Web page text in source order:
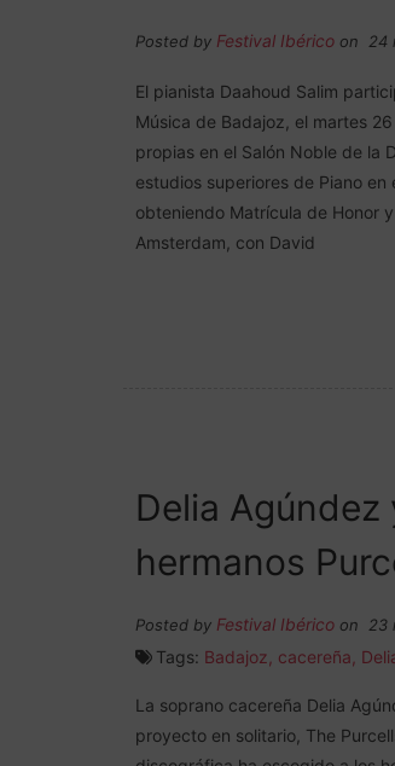
Posted by Festival Ibérico on 24
El pianista Daahoud Salim
Música de Badajoz, el martes
propias en el Salón Noble de la
estudios superiores de Piano
obteniendo Matrícula de Honor
Amsterdam, con David
Delia
hermanos
Posted by Festival Ibérico on 23
Tags: Badajoz cacereña
La soprano cacereña Delia
proyecto en solitario, The